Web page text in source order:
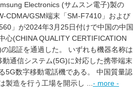
Electronics (サムスン電子)製の
CDMA/GSM端末「SM-F7410」および
」が2024年3月25日付けで中国の中国
心(CHINA QUALITY CERTIFICATION
認証を通過した。 いずれも機器名称は
動通信システム(5G)に対応した携帯端末
5G数字移動電話機である。 中国質量認
製造を行う工場を開示し ... - more -